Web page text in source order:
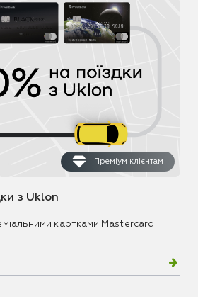
Преміум клієнтам
з Uklon
картками Mastercard